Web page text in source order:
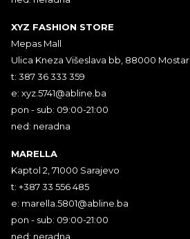
XYZ FASHION STORE
Mepas Mall
Ulica Kneza Višeslava bb, 88000 Mostar
t: 387 36 333 359
e: xyz.5741@abline.ba
pon - sub: 09:00-21:00
ned: neradna
MARELLA
Kaptol 2, 71000 Sarajevo
t: +387 33 556 485
e: marella.5801@abline.ba
pon - sub: 09:00-21:00
ned: neradna